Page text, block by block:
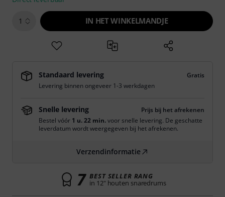
1 IN HET WINKELMANDJE
Standaard levering
Gratis
Levering binnen ongeveer 1-3 werkdagen
Snelle levering
Prijs bij het afrekenen
Bestel vóór 1 u. 22 min.voor snelle levering. De geschatte
leverdatum wordt weergegeven bij het afrekenen.
Verzendinformatie
7 BEST SELLER RANG
in 12" houten snaredrums